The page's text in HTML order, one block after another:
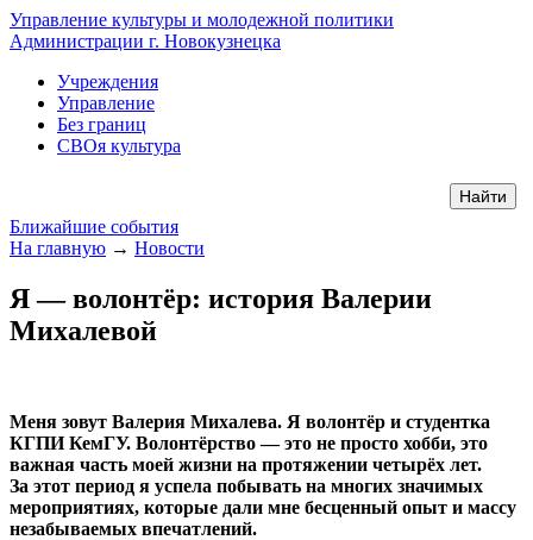
Управление культуры и молодежной политики
Администрации г. Новокузнецка
Учреждения
Управление
Без границ
СВОя культура
Ближайшие события
На главную → Новости
Я — волонтёр: история Валерии
Михалевой
Меня зовут Валерия Михалева. Я волонтёр и студентка
КГПИ КемГУ. Волонтёрство — это не просто хобби, это
важная часть моей жизни на протяжении четырёх лет.
За этот период я успела побывать на многих значимых
мероприятиях, которые дали мне бесценный опыт и массу
незабываемых впечатлений.